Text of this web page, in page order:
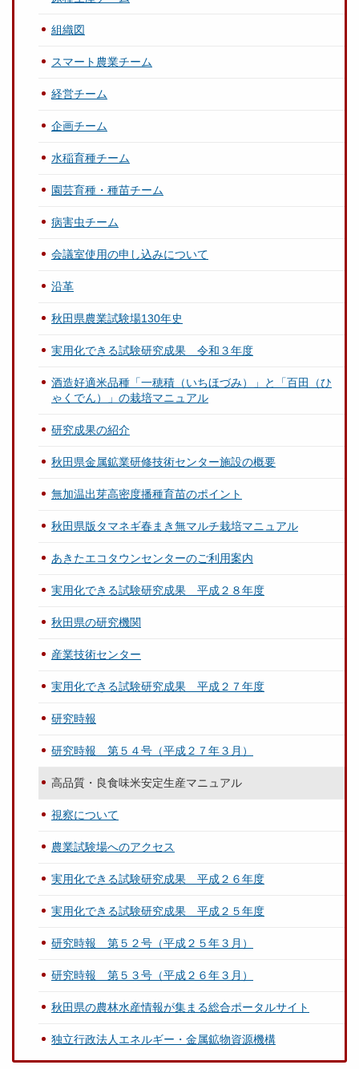
組織図
スマート農業チーム
経営チーム
企画チーム
水稲育種チーム
園芸育種・種苗チーム
病害虫チーム
会議室使用の申し込みについて
沿革
秋田県農業試験場130年史
実用化できる試験研究成果 令和３年度
酒造好適米品種「一穂積（いちほづみ）」と「百田（ひ
ゃくでん）」の栽培マニュアル
研究成果の紹介
秋田県金属鉱業研修技術センター施設の概要
無加温出芽高密度播種育苗のポイント
秋田県版タマネギ春まき無マルチ栽培マニュアル
あきたエコタウンセンターのご利用案内
実用化できる試験研究成果 平成２８年度
秋田県の研究機関
産業技術センター
実用化できる試験研究成果 平成２７年度
研究時報
研究時報 第５４号（平成２７年３月）
高品質・良食味米安定生産マニュアル
視察について
農業試験場へのアクセス
実用化できる試験研究成果 平成２６年度
実用化できる試験研究成果 平成２５年度
研究時報 第５２号（平成２５年３月）
研究時報 第５３号（平成２６年３月）
秋田県の農林水産情報が集まる総合ポータルサイト
独立行政法人エネルギー・金属鉱物資源機構